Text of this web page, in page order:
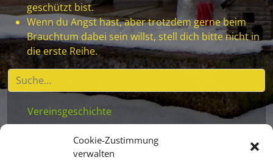
Cookie-Zustimmung
verwalten
geschützt bist.
Wenn du Angst hast, aber trotzdem gerne beim
Brauchtum dabei sein willst, stell dich bitte nicht in
die erste Reihe.
Vereinsgeschichte
Vereinsleben